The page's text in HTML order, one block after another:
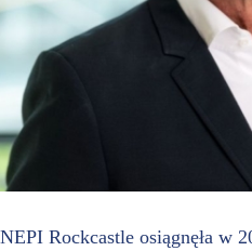
NEPI Rockcastle osiągnęła w